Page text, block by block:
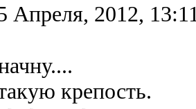
Апреля, 2012,
крепость.